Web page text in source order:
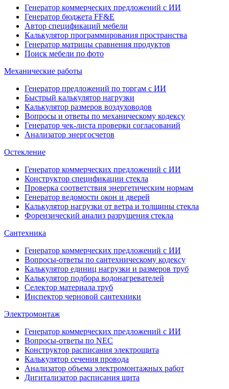
Генератор коммерческих предложений с ИИ
Генератор бюджета FF&E
Автор спецификаций мебели
Калькулятор программирования пространства
Генератор матрицы сравнения продуктов
Поиск мебели по фото
Механические работы
Генератор предложений по торгам с ИИ
Быстрый калькулятор нагрузки
Калькулятор размеров воздуховодов
Вопросы и ответы по механическому кодексу
Генератор чек-листа проверки согласований
Анализатор энергосчетов
Остекление
Генератор коммерческих предложений с ИИ
Конструктор спецификации стекла
Проверка соответствия энергетическим нормам
Генератор ведомости окон и дверей
Калькулятор нагрузки от ветра и толщины стекла
Форензический анализ разрушения стекла
Сантехника
Генератор коммерческих предложений с ИИ
Вопросы-ответы по сантехническому кодексу
Калькулятор единиц нагрузки и размеров труб
Калькулятор подбора водонагревателей
Селектор материала труб
Инспектор черновой сантехники
Электромонтаж
Генератор коммерческих предложений с ИИ
Вопросы-ответы по NEC
Конструктор расписания электрощита
Калькулятор сечения провода
Анализатор объема электромонтажных работ
Дигитализатор расписания щита